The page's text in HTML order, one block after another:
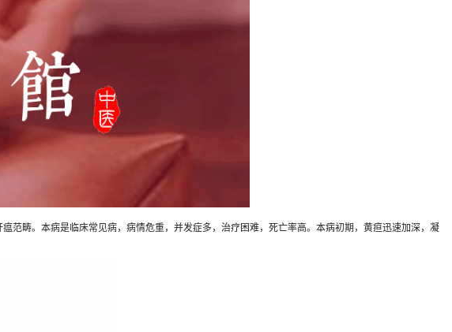
畴。本病是临床常见病，病情危重，并发症多，治疗困难，死亡率高。本病初期，黄疸迅速加深，凝